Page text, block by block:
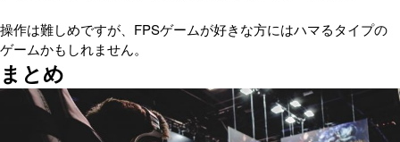
操作は難しめですが、FPSゲームが好きな方にはハマるタイプの
ゲームかもしれません。
まとめ